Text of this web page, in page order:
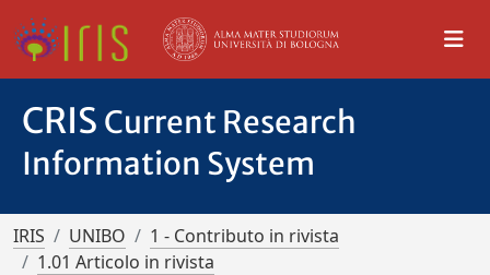
CRIS Current Research
Information System
IRIS UNIBO
1 - Contributo in rivista
1.01 Articolo in rivista